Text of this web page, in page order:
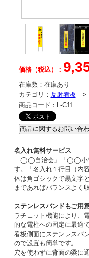
価格（税込）：
在庫数： 在庫あり
カテゴリ： 反射看板 >
商品コード： L-C11
名入れ無料サービス
「◯◯自治会」「◯◯小学
す。「名入れ１行目（内
体は角ゴシックで黒文字
まであればバランスよく
ステンレスバンドもご用意
ラチェット機能により、
的な電柱への固定に最適で
看板側面にステンレスバ
ので設置も簡単です。
穴を使わずに背面の梁に